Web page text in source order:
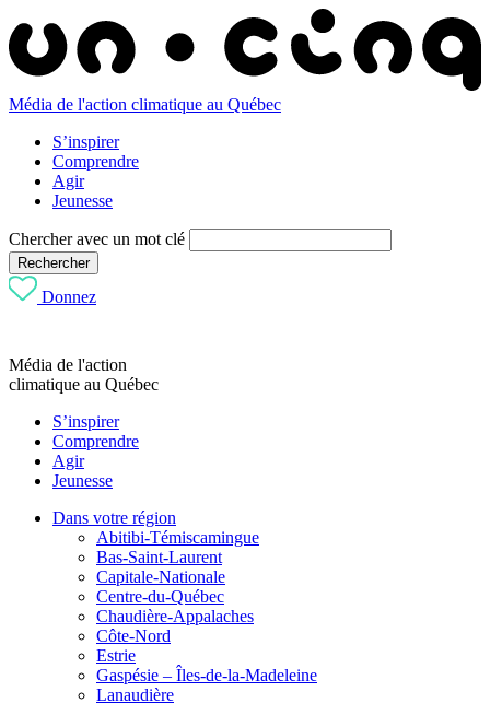
Média de l'action climatique au Québec
S’inspirer
Comprendre
Agir
Jeunesse
Chercher avec un mot clé
Rechercher
Donnez
Média de l'action
climatique au Québec
S’inspirer
Comprendre
Agir
Jeunesse
Dans votre région
Abitibi-Témiscamingue
Bas-Saint-Laurent
Capitale-Nationale
Centre-du-Québec
Chaudière-Appalaches
Côte-Nord
Estrie
Gaspésie – Îles-de-la-Madeleine
Lanaudière